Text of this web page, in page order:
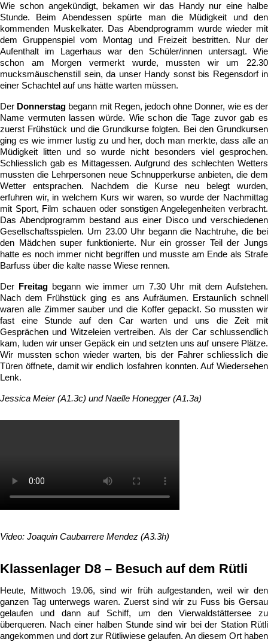
Wie schon angekündigt, bekamen wir das Handy nur eine halbe
Stunde. Beim Abendessen spürte man die Müdigkeit und den
kommenden Muskelkater. Das Abendprogramm wurde wieder mit
dem Gruppenspiel vom Montag und Freizeit bestritten. Nur der
Aufenthalt im Lagerhaus war den Schüler/innen untersagt. Wie
schon am Morgen vermerkt wurde, mussten wir um 22.30
mucksmäuschenstill sein, da unser Handy sonst bis Regensdorf in
einer Schachtel auf uns hätte warten müssen.
Der Donnerstag begann mit Regen, jedoch ohne Donner, wie es der
Name vermuten lassen würde. Wie schon die Tage zuvor gab es
zuerst Frühstück und die Grundkurse folgten. Bei den Grundkursen
ging es wie immer lustig zu und her, doch man merkte, dass alle an
Müdigkeit litten und so wurde nicht besonders viel gesprochen.
Schliesslich gab es Mittagessen. Aufgrund des schlechten Wetters
mussten die Lehrpersonen neue Schnupperkurse anbieten, die dem
Wetter entsprachen. Nachdem die Kurse neu belegt wurden,
erfuhren wir, in welchem Kurs wir waren, so wurde der Nachmittag
mit Sport, Film schauen oder sonstigen Angelegenheiten verbracht.
Das Abendprogramm bestand aus einer Disco und verschiedenen
Gesellschaftsspielen. Um 23.00 Uhr begann die Nachtruhe, die bei
den Mädchen super funktionierte. Nur ein grosser Teil der Jungs
hatte es noch immer nicht begriffen und musste am Ende als Strafe
Barfuss über die kalte nasse Wiese rennen.
Der Freitag begann wie immer um 7.30 Uhr mit dem Aufstehen.
Nach dem Frühstück ging es ans Aufräumen. Erstaunlich schnell
waren alle Zimmer sauber und die Koffer gepackt. So mussten wir
fast eine Stunde auf den Car warten und uns die Zeit mit
Gesprächen und Witzeleien vertreiben. Als der Car schlussendlich
kam, luden wir unser Gepäck ein und setzten uns auf unsere Plätze.
Wir mussten schon wieder warten, bis der Fahrer schliesslich die
Türen öffnete, damit wir endlich losfahren konnten. Auf Wiedersehen
Lenk.
Jessica Meier (A1.3c) und Naelle Honegger (A1.3a)
Video: Joaquin Caubarrere Mendez (A3.3h)
Klassenlager D8 – Besuch auf dem Rütli
Heute, Mittwoch 19.06, sind wir früh aufgestanden, weil wir den
ganzen Tag unterwegs waren. Zuerst sind wir zu Fuss bis Gersau
gelaufen und dann auf Schiff, um den Vierwaldstättersee zu
überqueren. Nach einer halben Stunde sind wir bei der Station Rütli
angekommen und dort zur Rütliwiese gelaufen. An diesem Ort haben